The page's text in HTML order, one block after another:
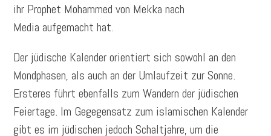
ihr Prophet Mohammed von Mekka nach
Media aufgemacht hat.
Der jüdische Kalender orientiert sich sowohl an den
Mondphasen, als auch an der Umlaufzeit zur Sonne.
Ersteres führt ebenfalls zum Wandern der jüdischen
Feiertage. Im Gegegensatz zum islamischen Kalender
gibt es im jüdischen jedoch Schaltjahre, um die